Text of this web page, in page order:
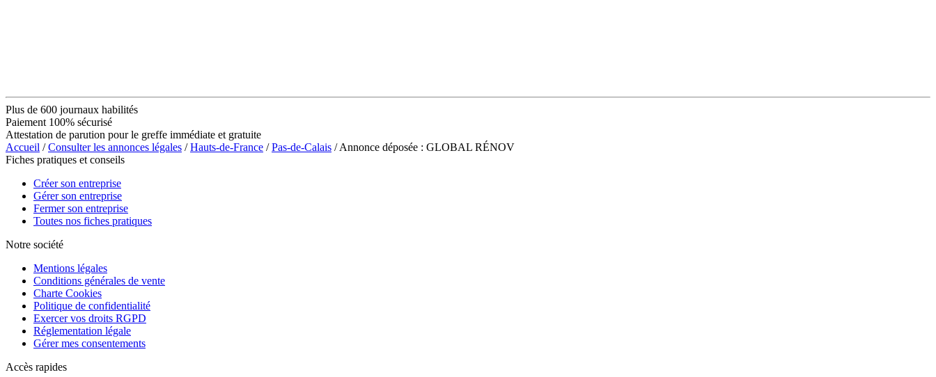
Plus de 600 journaux habilités
Paiement 100% sécurisé
Attestation de parution pour le greffe immédiate et gratuite
Accueil /Consulter les annonces légales /Hauts-de-France /Pas-de-Calais / Annonce déposée : GLOBAL RÉNOV
Fiches pratiques et conseils
Créer son entreprise
Gérer son entreprise
Fermer son entreprise
Toutes nos fiches pratiques
Notre société
Mentions légales
Conditions générales de vente
Charte Cookies
Politique de confidentialité
Exercer vos droits RGPD
Réglementation légale
Gérer mes consentements
Accès rapides